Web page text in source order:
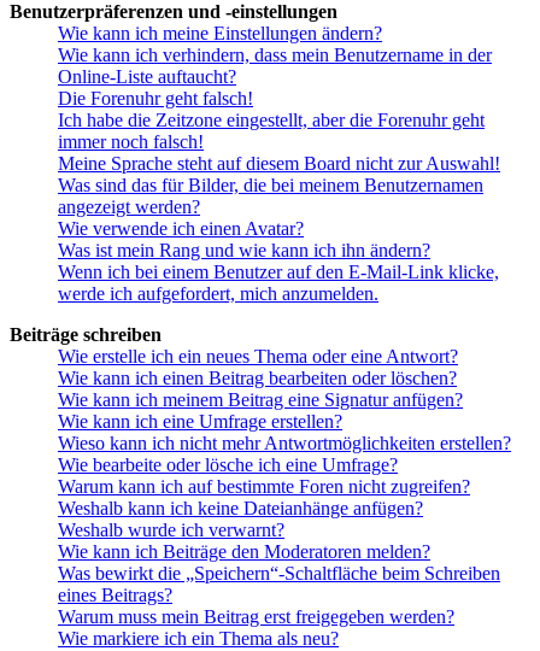
Benutzerpräferenzen und -einstellungen
Wie kann ich meine Einstellungen ändern?
Wie kann ich verhindern, dass mein Benutzername in der
Online-Liste auftaucht?
Die Forenuhr geht falsch!
Ich habe die Zeitzone eingestellt, aber die Forenuhr geht
immer noch falsch!
Meine Sprache steht auf diesem Board nicht zur Auswahl!
Was sind das für Bilder, die bei meinem Benutzernamen
angezeigt werden?
Wie verwende ich einen Avatar?
Was ist mein Rang und wie kann ich ihn ändern?
Wenn ich bei einem Benutzer auf den E-Mail-Link klicke,
werde ich aufgefordert, mich anzumelden.
Beiträge schreiben
Wie erstelle ich ein neues Thema oder eine Antwort?
Wie kann ich einen Beitrag bearbeiten oder löschen?
Wie kann ich meinem Beitrag eine Signatur anfügen?
Wie kann ich eine Umfrage erstellen?
Wieso kann ich nicht mehr Antwortmöglichkeiten erstellen?
Wie bearbeite oder lösche ich eine Umfrage?
Warum kann ich auf bestimmte Foren nicht zugreifen?
Weshalb kann ich keine Dateianhänge anfügen?
Weshalb wurde ich verwarnt?
Wie kann ich Beiträge den Moderatoren melden?
Was bewirkt die „Speichern“-Schaltfläche beim Schreiben
eines Beitrags?
Warum muss mein Beitrag erst freigegeben werden?
Wie markiere ich ein Thema als neu?